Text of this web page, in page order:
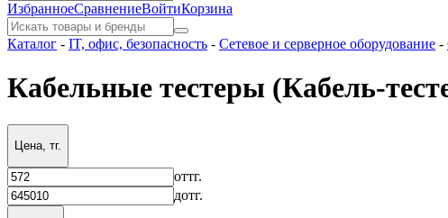
ИзбранноеСравнениеВойтиКорзина
Каталог - IT, офис, безопасность - Сетевое и серверное оборудование -
Кабельные тестеры (Кабель-
Цена, тг.
оттг.
дотг.